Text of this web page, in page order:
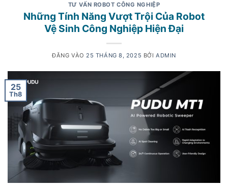
TƯ VẤN ROBOT CÔNG NGHIỆP
Những Tính Năng Vượt Trội Của Robot
Vệ Sinh Công Nghiệp Hiện Đại
ĐĂNG VÀO25 THÁNG 8, 2025 BỞI ADMIN
25
Th8